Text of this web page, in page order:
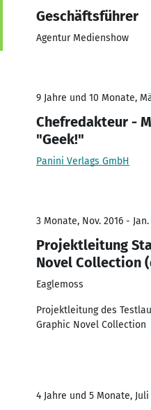
Geschäftsführer
Agentur Medienshow
9 Jahre und 10 Monate,
Chefredakteur -
"Geek!"
Panini Verlags GmbH
3 Monate, Nov. 2016 - Jan.
Projektleitung
Novel Collection
Eaglemoss
Projektleitung des
Graphic Novel Collection
4 Jahre und 5 Monate, Juli